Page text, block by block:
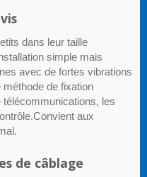
dans leur taille
simple mais
avec de fortes vibrations
de fixation
les
aux
de câblage